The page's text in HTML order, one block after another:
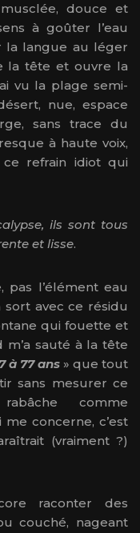
douce et
à goûter l’eau
la langue au léger
la tête et ouvre la
vu la plage semi-
nue, espace
sans trace du
à haute voix,
refrain idiot qui
ils sont tous
et lisse.
l’élément eau
sort avec ce résidu
qui fouette et
m’a sauté à la tête
à 77 ans» que tout
sans mesurer ce
comme
concerne, c’est
(vraiment ?)
raconter des
couché, nageant